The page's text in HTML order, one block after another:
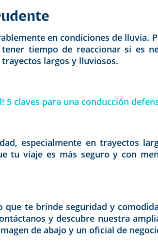
en condiciones de lluvia.
tiempo de reaccionar si es
largos y lluviosos.
5 claves para una conducción
especialmente en trayectos
tu viaje es más seguro y con
que te brinde seguridad y
y descubre nuestra
de abajo y un oficial de